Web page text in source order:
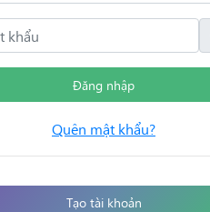
Đăng nhập
Quên mật khẩu?
Tạo tài khoản